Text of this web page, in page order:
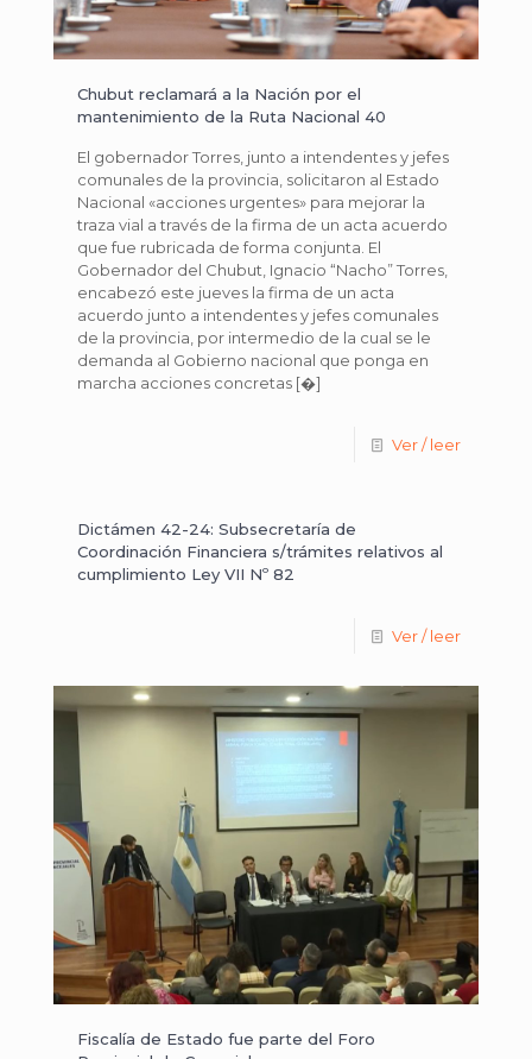
Chubut reclamará a la Nación por el
mantenimiento de la Ruta Nacional 40
El gobernador Torres, junto a intendentes y jefes
comunales de la provincia, solicitaron al Estado
Nacional «acciones urgentes» para mejorar la
traza vial a través de la firma de un acta acuerdo
que fue rubricada de forma conjunta. El
Gobernador del Chubut, Ignacio “Nacho” Torres,
encabezó este jueves la firma de un acta
acuerdo junto a intendentes y jefes comunales
de la provincia, por intermedio de la cual se le
demanda al Gobierno nacional que ponga en
marcha acciones concretas [�]
Ver / leer
Dictámen 42-24: Subsecretaría de
Coordinación Financiera s/trámites relativos al
cumplimiento Ley VII Nº 82
Ver / leer
Fiscalía de Estado fue parte del Foro